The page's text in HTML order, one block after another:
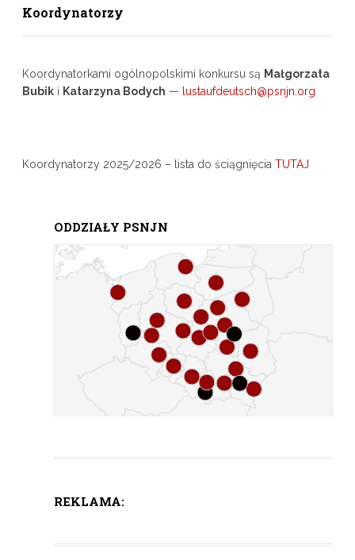
Koordynatorzy
Koordynatorkami ogólnopolskimi konkursu są Małgorzata
Bubiki Katarzyna Bodych — lustaufdeutsch@psnjn.org
Koordynatorzy 2025/2026 – lista do ściągnięcia TUTAJ
ODDZIAŁY PSNJN
REKLAMA: